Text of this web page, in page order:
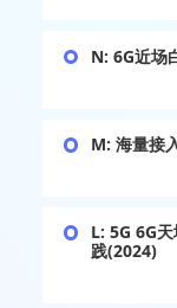
N: 6G近场
M: 海量接
L: 5G 6G
践(2024)